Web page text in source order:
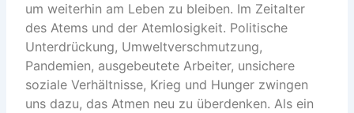
um weiterhin am Leben zu bleiben. Im Zeitalter
des Atems und der Atemlosigkeit. Politische
Unterdrückung, Umweltverschmutzung,
Pandemien, ausgebeutete Arbeiter, unsichere
soziale Verhältnisse, Krieg und Hunger zwingen
uns dazu, das Atmen neu zu überdenken. Als ein